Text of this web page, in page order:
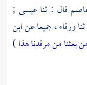
قال : ثناعيسى ;
ورقاء ،جميعا عنابن
بعثنا من مرقدنا هذا)